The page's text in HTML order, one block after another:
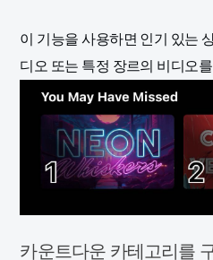
이 기능을 사용하면 인기 있는
디오 또는 특정 장르의 비디오
카운트다운 카테고리를